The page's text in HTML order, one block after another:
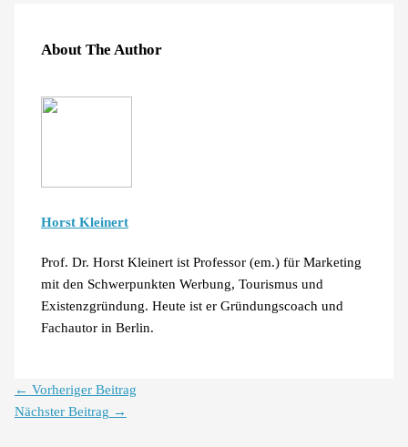
About The Author
Horst Kleinert
Prof. Dr. Horst Kleinert ist Professor (em.) für Marketing
mit den Schwerpunkten Werbung, Tourismus und
Existenzgründung. Heute ist er Gründungscoach und
Fachautor in Berlin.
← Vorheriger Beitrag
Nächster Beitrag →